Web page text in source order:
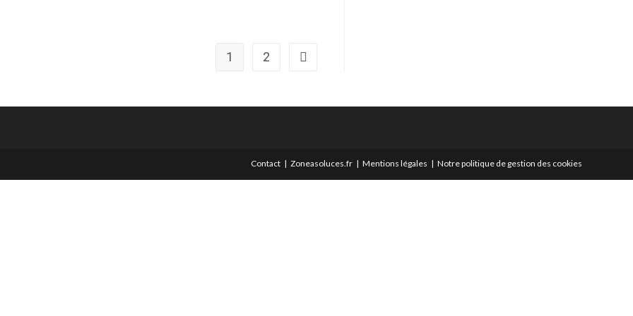
1 2
Contact Zoneasoluces.fr Mentions légales Notre politique de gestion des cookies